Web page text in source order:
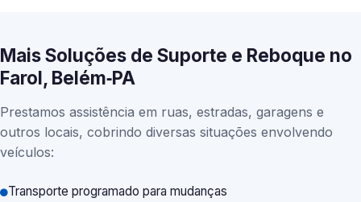
Mais Soluções de Suporte e Reboque no
Farol, Belém‑PA
Prestamos assistência em ruas, estradas, garagens e
outros locais, cobrindo diversas situações envolvendo
veículos:
Transporte programado para mudanças